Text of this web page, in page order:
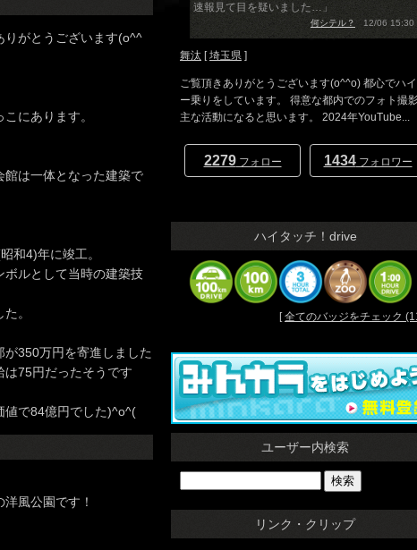
りがとうございます(o^^
にあります。
館は一体となった建築で
和4)年に竣工。
ボルとして当時の建築技
。
350万円を寄進しました
は75円だったそうです
値で84億円でした)^o^(
風公園です！
速報見て目を疑いました…」
何シテル？ 12/06 15:30
舞汰 [埼玉県 ]
ご覧頂きありがとうございます(o^^o) 都心でハ
ー乗りをしています。 得意な都内でのフォト撮
主な活動になると思います。 2024年YouTube...
2279フォロー 1434フォロワー
ハイタッチ！drive
[全てのバッジをチェック
ユーザー内検索
リンク・クリップ